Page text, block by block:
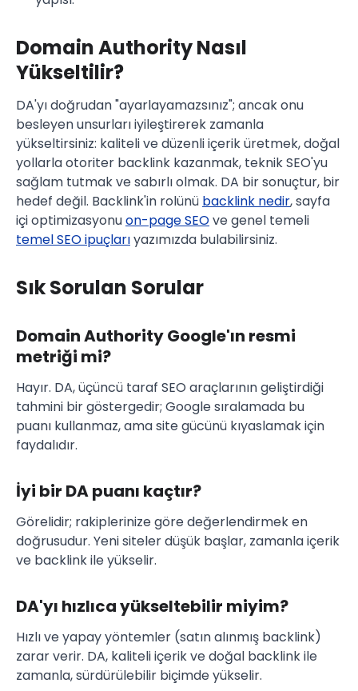
Domain Authority Nasıl
Yükseltilir?
DA'yı doğrudan "ayarlayamazsınız"; ancak onu
besleyen unsurları iyileştirerek zamanla
yükseltirsiniz: kaliteli ve düzenli içerik üretmek, doğal
yollarla otoriter backlink kazanmak, teknik SEO'yu
sağlam tutmak ve sabırlı olmak. DA bir sonuçtur, bir
hedef değil. Backlink'in rolünü backlink nedir, sayfa
içi optimizasyonuon-page SEOve genel temeli
temel SEO ipuçlarıyazımızda bulabilirsiniz.
Sık Sorulan Sorular
Domain Authority Google'ın resmi
metriği mi?
Hayır. DA, üçüncü taraf SEO araçlarının geliştirdiği
tahmini bir göstergedir; Google sıralamada bu
puanı kullanmaz, ama site gücünü kıyaslamak için
faydalıdır.
İyi bir DA puanı kaçtır?
Görelidir; rakiplerinize göre değerlendirmek en
doğrusudur. Yeni siteler düşük başlar, zamanla içerik
ve backlink ile yükselir.
DA'yı hızlıca yükseltebilir miyim?
Hızlı ve yapay yöntemler (satın alınmış backlink)
zarar verir. DA, kaliteli içerik ve doğal backlink ile
zamanla, sürdürülebilir biçimde yükselir.